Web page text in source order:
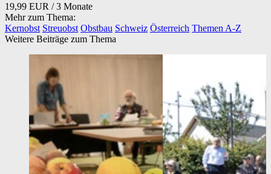
19,99 EUR / 3 Monate
Mehr zum Thema:
Kernobst Streuobst Obstbau Schweiz Österreich Themen A-Z
Weitere Beiträge zum Thema